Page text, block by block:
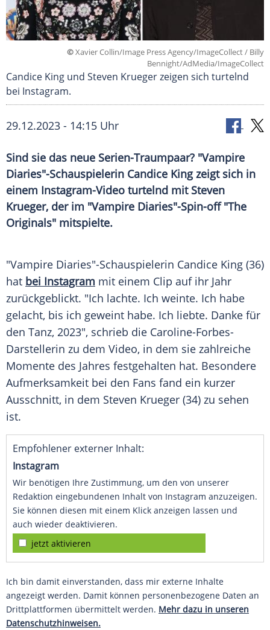
©Xavier Collin/Image Press Agency/ImageCollect / Billy
Bennight/AdMedia/ImageCollect
Candice King und Steven Krueger zeigen sich turtelnd
bei Instagram.
29.12.2023 - 14:15 Uhr
Sind sie das neue Serien-Traumpaar? "Vampire
Diaries"-Schauspielerin Candice King zeigt sich in
einem Instagram-Video turtelnd mit Steven
Krueger, der im "Vampire Diaries"-Spin-off "The
Originals" mitspielte.
"Vampire Diaries"-Schauspielerin Candice King (36)
hat bei Instagram mit einem Clip auf ihr Jahr
zurückgeblickt. "Ich lachte. Ich weinte. Ich habe
gelacht, bis ich geweint habe. Ich liebte. Danke für
den Tanz, 2023", schrieb die Caroline-Forbes-
Darstellerin zu dem Video, in dem sie zahlreiche
Momente des Jahres festgehalten hat. Besondere
Aufmerksamkeit bei den Fans fand ein kurzer
Ausschnitt, in dem Steven Krueger (34) zu sehen
ist.
Empfohlener externer Inhalt:
Instagram
Wir benötigen Ihre Zustimmung, um den von unserer
Redaktion eingebundenen Inhalt von Instagram anzuzeigen.
Sie können diesen mit einem Klick anzeigen lassen und
auch wieder deaktivieren.
jetzt aktivieren
Ich bin damit einverstanden, dass mir externe Inhalte
angezeigt werden. Damit können personenbezogene Daten an
Drittplattformen übermittelt werden. Mehr dazu in unseren
Datenschutzhinweisen.